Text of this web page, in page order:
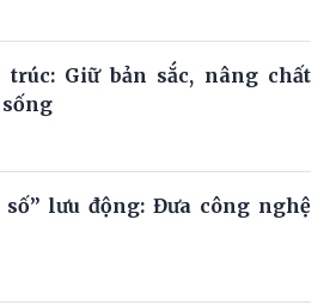
trúc: Giữ bản sắc, nâng chất
lưu động: Đưa công nghệ